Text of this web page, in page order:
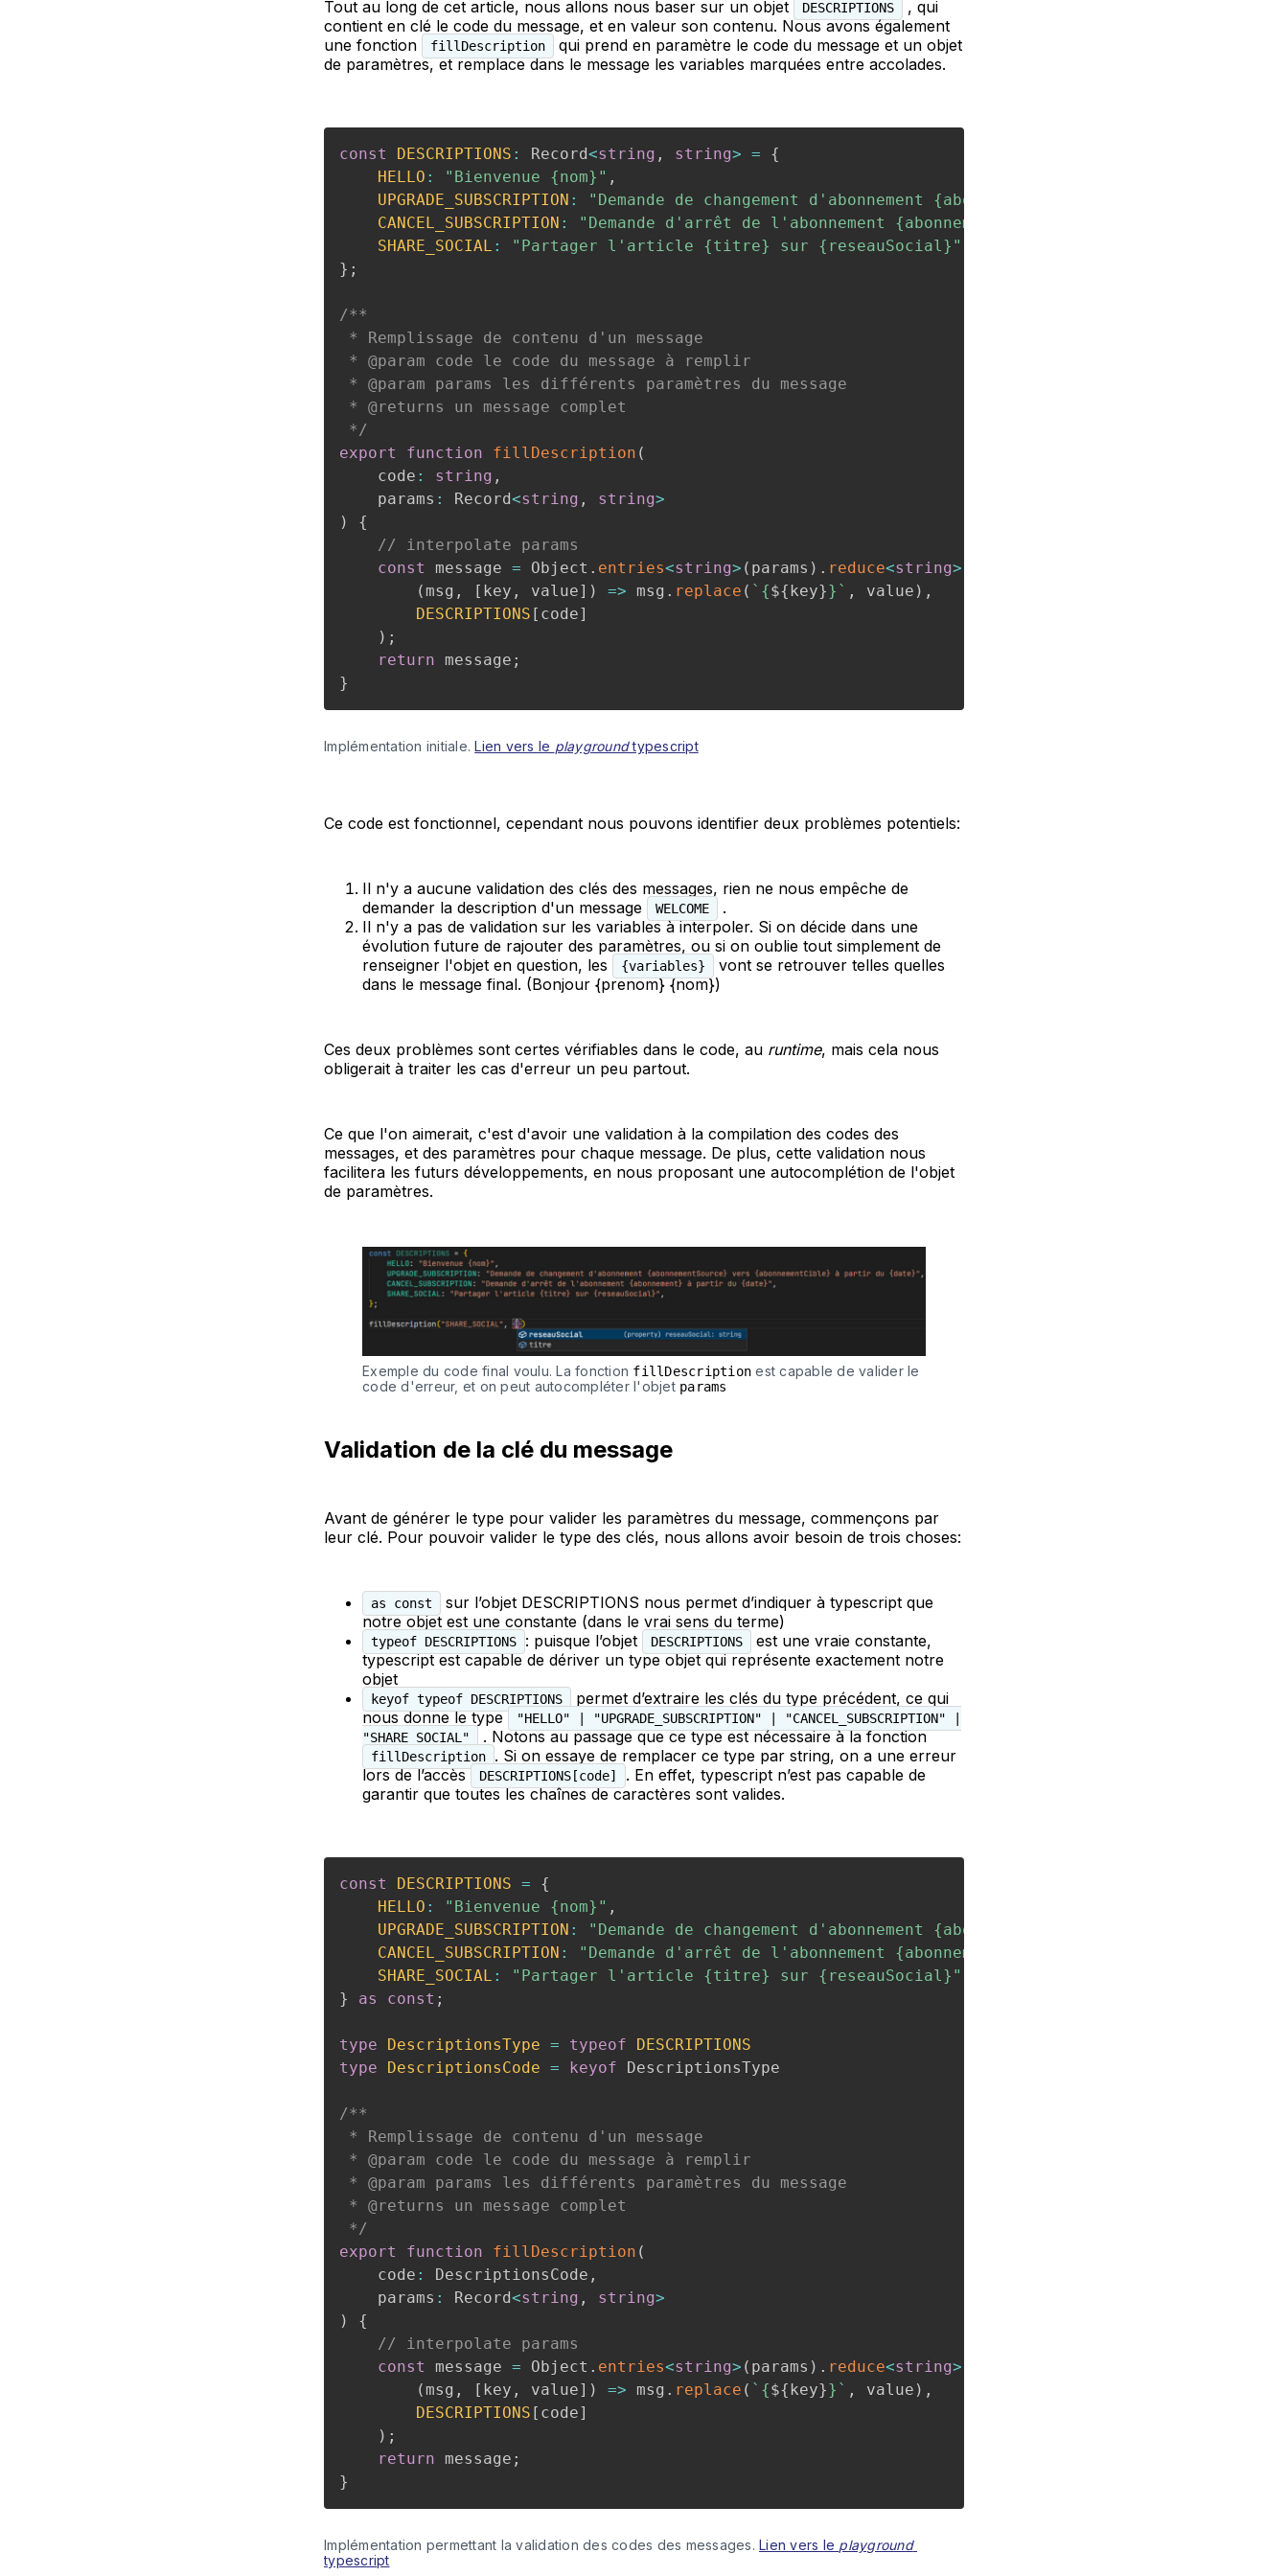
Tout au long de cet article, nous allons nous baser sur un objet DESCRIPTIONS
, qui
contient en clé le code du message, et en valeur son contenu. Nous avons également
une fonction
fillDescription
qui prend en paramètre le code du message et un objet
de paramètres, et remplace dans le message les variables marquées entre accolades.
const DESCRIPTIONS : Record<string , string> =
{
HELLO : "Bienvenue {nom}" ,
UPGRADE_SUBSCRIPTION :
"Demande de changement d'abonnement {abonnementSource} vers
CANCEL_SUBSCRIPTION : "Demande d'arrêt de l'abonnement {abonnement} à partir du {date}"
SHARE_SOCIAL : "Partager l'article {titre} sur {reseauSocial}"
} ;
/**
* Remplissage de contenu d'un message
* @param code le code du message à remplir
* @param params les différents paramètres du message
* @returns un message complet
*/
export
function fillDescription (
    code
: string ,
    params
: Record<string , string>
)
{
// interpolate params
const
message = Object . entries<string> ( params ) . reduce<string>
( msg , [ key , value] ) => msg . replace ( ` {${key}} ` , value ) ,
DESCRIPTIONS [ code]
) ;
return message ;
}
Implémentation initiale. Lien vers le playground typescript
Ce code est fonctionnel, cependant nous pouvons identifier deux problèmes potentiels:
Il n'y a aucune validation des clés des messages, rien ne nous empêche de
demander la description d'un message
WELCOME
.
Il n'y a pas de validation sur les variables à interpoler. Si on décide dans une
évolution future de rajouter des paramètres, ou si on oublie tout simplement de
renseigner l'objet en question, les
{variables}
vont se retrouver telles quelles
dans le message final. (Bonjour {prenom} {nom})
Ces deux problèmes sont certes vérifiables dans le code, au runtime, mais cela nous
obligerait à traiter les cas d'erreur un peu partout.
Ce que l'on aimerait, c'est d'avoir une validation à la compilation des codes des
messages, et des paramètres pour chaque message. De plus, cette validation nous
facilitera les futurs développements, en nous proposant une autocomplétion de l'objet
de paramètres.
Exemple du code final voulu. La fonction fillDescription est capable de valider le
code d'erreur, et on peut autocompléter l'objet params
Validation de la clé du message
Avant de générer le type pour valider les paramètres du message, commençons par
leur clé. Pour pouvoir valider le type des clés, nous allons avoir besoin de trois choses:
as const
sur l’objet DESCRIPTIONS nous permet d’indiquer à typescript que
notre objet est une constante (dans le vrai sens du terme)
typeof DESCRIPTIONS : puisque l’objet DESCRIPTIONS
est une vraie constante,
typescript est capable de dériver un type objet qui représente exactement notre
objet
keyof typeof DESCRIPTIONS
permet d’extraire les clés du type précédent, ce qui
nous donne le type
"HELLO" | "UPGRADE_SUBSCRIPTION" | "CANCEL_SUBSCRIPTION" |
"SHARE_SOCIAL"
. Notons au passage que ce type est nécessaire à la fonction
fillDescription
. Si on essaye de remplacer ce type par string, on a une erreur
lors de l’accès
DESCRIPTIONS[code]
. En effet, typescript n’est pas capable de
garantir que toutes les chaînes de caractères sont valides.
const DESCRIPTIONS =
{
HELLO : "Bienvenue {nom}" ,
UPGRADE_SUBSCRIPTION :
"Demande de changement d'abonnement {abonnementSource} vers
CANCEL_SUBSCRIPTION : "Demande d'arrêt de l'abonnement {abonnement} à partir du {date}"
SHARE_SOCIAL : "Partager l'article {titre} sur {reseauSocial}"
}
as const ;
type DescriptionsType = typeof
DESCRIPTIONS
type
DescriptionsCode = keyof DescriptionsType
/**
* Remplissage de contenu d'un message
* @param code le code du message à remplir
* @param params les différents paramètres du message
* @returns un message complet
*/
export
function fillDescription (
    code
: DescriptionsCode ,
    params
: Record<string , string>
)
{
// interpolate params
const
message = Object . entries<string> ( params ) . reduce<string>
( msg , [ key , value] ) => msg . replace ( ` {${ key}} ` , value ) ,
DESCRIPTIONS [ code]
) ;
return message ;
}
Implémentation permettant la validation des codes des messages. Lien vers le playground
typescript